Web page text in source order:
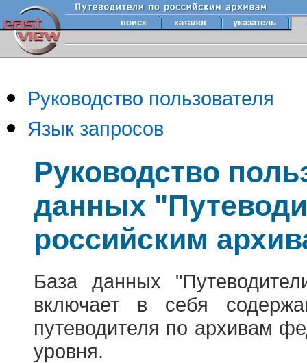
поиск каталог указатель
Руководство пользователя
Язык запросов
Руководство
данных
российским
База данных
включает в себя
путеводителя по архивам
уровня.